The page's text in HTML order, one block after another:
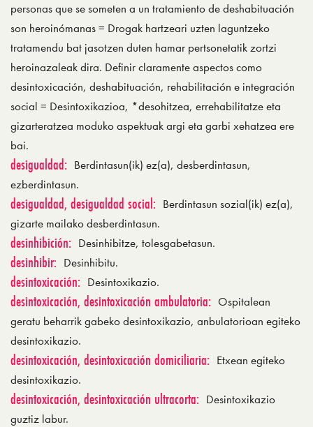
personas que se someten a un tratamiento de deshabituación
son heroinómanas = Drogak hartzeari uzten laguntzeko
tratamendu bat jasotzen duten hamar pertsonetatik zortzi
heroinazaleak dira. Definir claramente aspectos como
desintoxicación, deshabituación, rehabilitación e integración
social = Desintoxikazioa, *desohitzea, errehabilitatze eta
gizarteratzea moduko aspektuak argi eta garbi xehatzea ere
bai.
desigualdad: Berdintasun(ik) ez(a), desberdintasun,
ezberdintasun.
desigualdad, desigualdad social: Berdintasun sozial(ik) ez(a),
gizarte mailako desberdintasun.
desinhibición: Desinhibitze, tolesgabetasun.
desinhibir: Desinhibitu.
desintoxicación: Desintoxikazio.
desintoxicación, desintoxicación ambulatoria: Ospitalean
geratu beharrik gabeko desintoxikazio, anbulatorioan egiteko
desintoxikazio.
desintoxicación, desintoxicación domiciliaria: Etxean egiteko
desintoxikazio.
desintoxicación, desintoxicación ultracorta: Desintoxikazio
guztiz labur.